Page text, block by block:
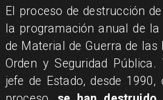
El proceso de destrucción
la programación anual de la
de Material de Guerra de las
Orden y Seguridad
jefe de Estado, desde 1990,